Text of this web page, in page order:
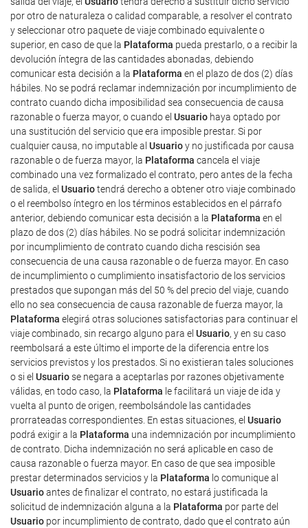
por otro de naturaleza o calidad comparable, a resolver el contrato
y seleccionar otro paquete de viaje combinado equivalente o
superior, en caso de que la Plataforma pueda prestarlo, o a recibir la
devolución íntegra de las cantidades abonadas, debiendo
comunicar esta decisión a la Plataforma en el plazo de dos (2) días
hábiles. No se podrá reclamar indemnización por incumplimiento de
contrato cuando dicha imposibilidad sea consecuencia de causa
razonable o fuerza mayor, o cuando el Usuario haya optado por
una sustitución del servicio que era imposible prestar. Si por
cualquier causa, no imputable al Usuarioy no justificada por causa
razonable o de fuerza mayor, la Plataforma cancela el viaje
combinado una vez formalizado el contrato, pero antes de la fecha
de salida, el Usuariotendrá derecho a obtener otro viaje combinado
o el reembolso íntegro en los términos establecidos en el párrafo
anterior, debiendo comunicar esta decisión a la Plataforma en el
plazo de dos (2) días hábiles. No se podrá solicitar indemnización
por incumplimiento de contrato cuando dicha rescisión sea
consecuencia de una causa razonable o de fuerza mayor. En caso
de incumplimiento o cumplimiento insatisfactorio de los servicios
prestados que supongan más del 50 % del precio del viaje, cuando
ello no sea consecuencia de causa razonable de fuerza mayor, la
Plataforma elegirá otras soluciones satisfactorias para continuar el
viaje combinado, sin recargo alguno para el Usuario, y en su caso
reembolsará a este último el importe de la diferencia entre los
servicios previstos y los prestados. Si no existieran tales soluciones
o si el Usuariose negara a aceptarlas por razones objetivamente
válidas, en todo caso, la Plataforma le facilitará un viaje de ida y
vuelta al punto de origen, reembolsándole las cantidades
prorrateadas correspondientes. En estas situaciones, el Usuario
podrá exigir a la Plataforma una indemnización por incumplimiento
de contrato. Dicha indemnización no será aplicable en caso de
causa razonable o fuerza mayor. En caso de que sea imposible
prestar determinados servicios y la Plataforma lo comunique al
Usuarioantes de finalizar el contrato, no estará justificada la
solicitud de indemnización alguna a la Plataforma por parte del
Usuario por incumplimiento de contrato, dado que el contrato aún